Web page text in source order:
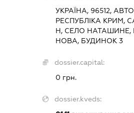
УКРАЇНА, 96512,
РЕСПУБЛІКА КРИМ,
Н, СЕЛО НАТАШИНЕ,
НОВА, БУДИНОК 3
dossier.capital:
0 грн.
dossier.kveds: